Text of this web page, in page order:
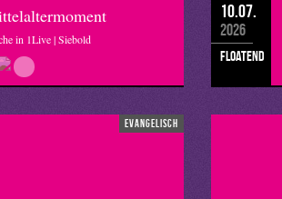
in 1Live | Siebold
10.07.
2026
floatend
evangelisch